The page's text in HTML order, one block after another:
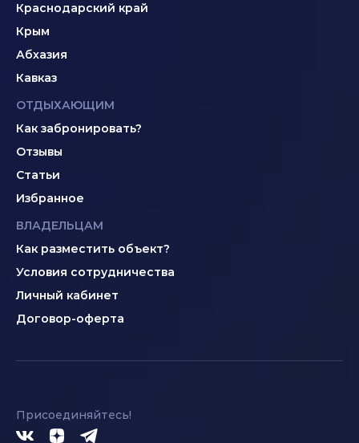
Краснодарский край
Крым
Абхазия
Кавказ
ОТДЫХАЮЩИМ
Как забронировать?
Отзывы
Статьи
Избранное
ВЛАДЕЛЬЦАМ
Как разместить объект?
Условия сотрудничества
Личный кабинет
Договор-оферта
Присоединяйтесь!